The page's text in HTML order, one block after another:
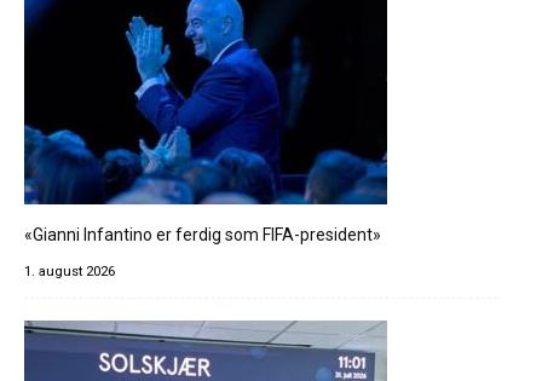
«Gianni Infantino er ferdig som FIFA-president»
1. august 2026